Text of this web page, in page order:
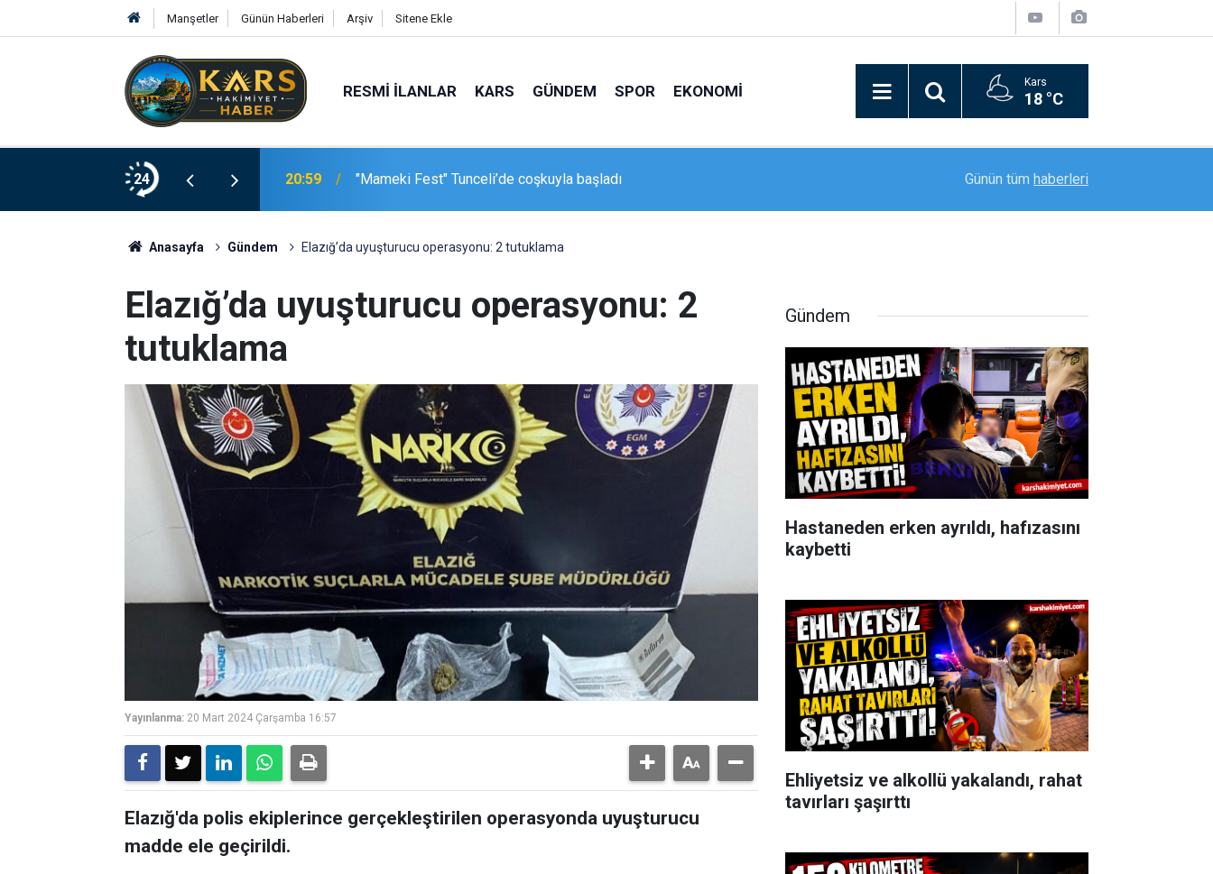
Manşetler Günün Haberleri Arşiv Sitene Ekle
RESMI İLANLAR KARS GÜNDEM SPOR EKONOMI Kars
18 °C
24 20:59 "Mameki Fest" Tunceli’de coşkuyla başladı Hazırlık Maçı: Elazığspor: 2 - Ayvalıkgücü
Günün tüm haberleri
Anasayfa Gündem Elazığ’da uyuşturucu operasyonu: 2 tutuklama
Elazığ’da uyuşturucu operasyonu: 2
tutuklama
Yayınlanma: 20 Mart 2024 Çarşamba 16:57
Elazığ'da polis ekiplerince gerçekleştirilen operasyonda uyuşturucu
madde ele geçirildi.
Gündem
Hastaneden erken ayrıldı, hafızasını
kaybetti
Ehliyetsiz ve alkollü yakalandı, rahat
tavırları şaşırttı